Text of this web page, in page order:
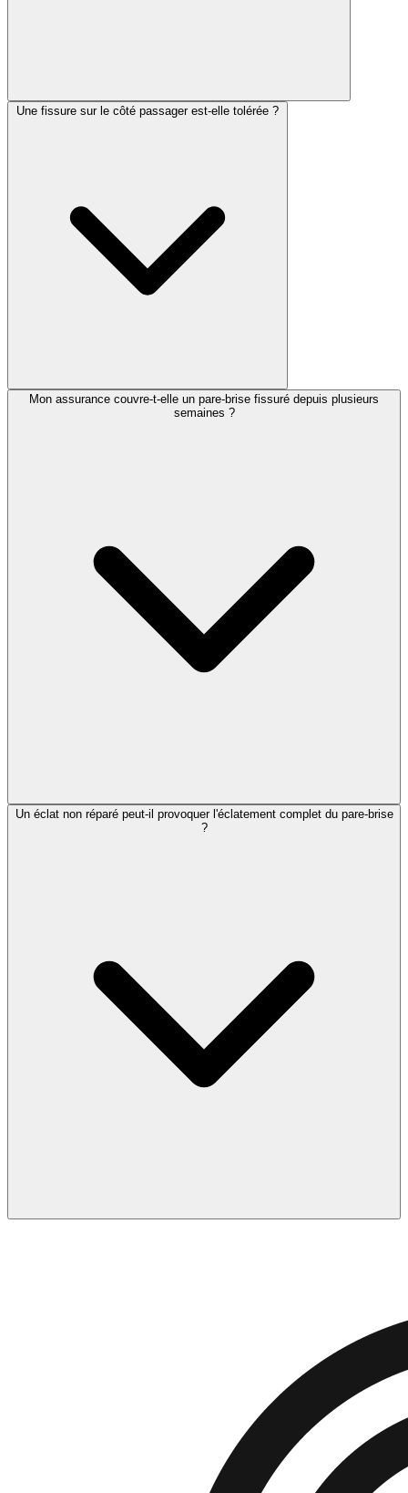
Une fissure sur le côté passager est-elle tolérée ?
Mon assurance couvre-t-elle un pare-brise fissuré depuis plusieurs
semaines ?
Un éclat non réparé peut-il provoquer l'éclatement complet du pare-brise
?